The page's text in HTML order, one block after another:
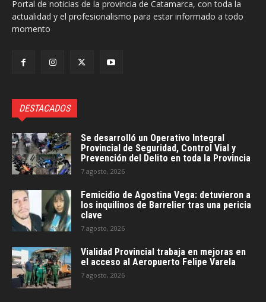
Portal de noticias de la provincia de Catamarca, con toda la
actualidad y el profesionalismo para estar informado a todo
momento
DESTACADOS
Se desarrolló un Operativo Integral
Provincial de Seguridad, Control Vial y
Prevención del Delito en toda la Provincia
7 agosto, 2026
Femicidio de Agostina Vega: detuvieron a
los inquilinos de Barrelier tras una pericia
clave
7 agosto, 2026
Vialidad Provincial trabaja en mejoras en
el acceso al Aeropuerto Felipe Varela
7 agosto, 2026